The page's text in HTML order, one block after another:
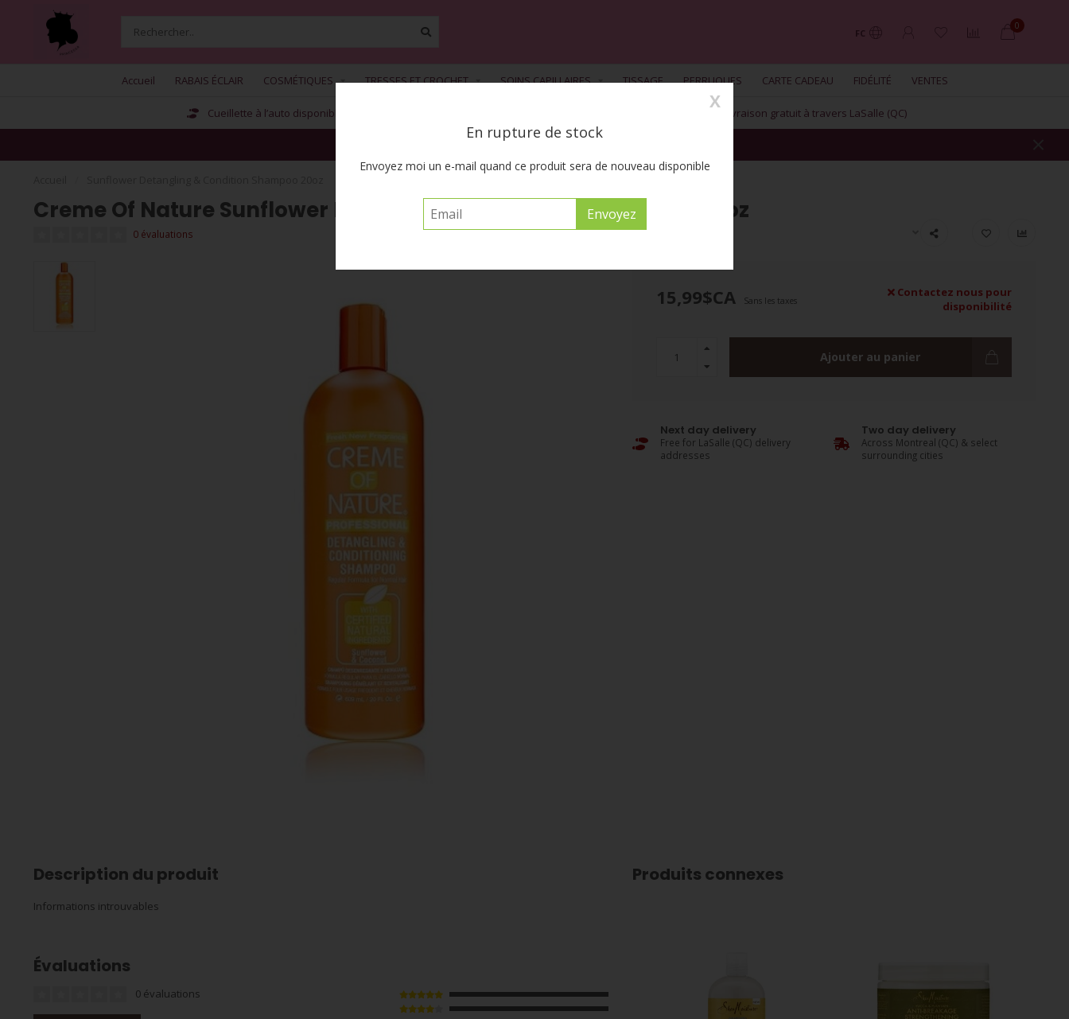
FC
0
Accueil RABAIS ÉCLAIR COSMÉTIQUES TRESSES ET CROCHET SOINS CAPILLAIRES TISSAGE PERRUQUES CARTE CADEAU FIDÉLITÉ VENTES
Cueillette à l’auto disponible Livraison gratuit à travers LaSalle (QC)
FREE SHIPPING ACROSS CANADA on orders of $55 or more before tax
Creme Of Nature Sunflower Detangling & Condition Shampoo 20oz
0 évaluations CREME OF NATURE
15,99$CA Sans les taxes
Contactez nous pour
disponibilité
Ajouter au panier
Next day delivery
Free for LaSalle (QC) delivery
addresses
Two day delivery
Across Montreal (QC) & select
surrounding cities
Description du produit
Informations introuvables
Évaluations
0 évaluations
Produits connexes
En rupture de stock
Envoyez moi un e-mail quand ce produit sera de nouveau disponible
X